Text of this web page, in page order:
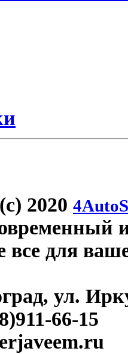
(c) 2020
все для
ул.
66-15